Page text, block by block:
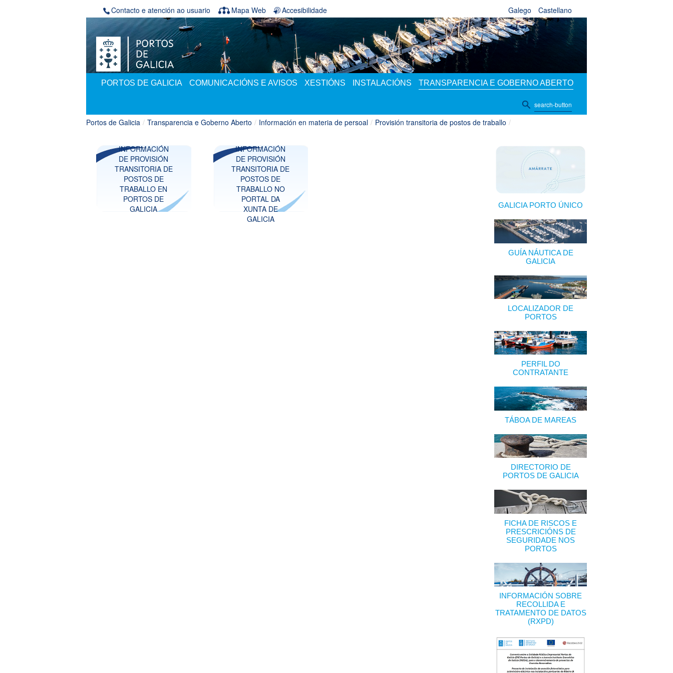
Contacto e atención ao usuario Mapa Web Accesibilidade Galego Castellano
PORTOS DE GALICIA COMUNICACIÓNS E AVISOS XESTIÓNS INSTALACIÓNS TRANSPARENCIA E GOBERNO ABERTO
search-button
Portos de Galicia / Transparencia e Goberno Aberto / Información en materia de persoal / Provisión transitoria de postos de traballo /
GALICIA PORTO ÚNICO
GUÍA NÁUTICA DE
GALICIA
LOCALIZADOR DE
PORTOS
PERFIL DO
CONTRATANTE
TÁBOA DE MAREAS
DIRECTORIO DE
PORTOS DE GALICIA
FICHA DE RISCOS E
PRESCRICIÓNS DE
SEGURIDADE NOS
PORTOS
INFORMACIÓN SOBRE
RECOLLIDA E
TRATAMENTO DE DATOS
(RXPD)
INFORMACIÓN
DE PROVISIÓN
TRANSITORIA DE
POSTOS DE
TRABALLO EN
PORTOS DE
GALICIA
INFORMACIÓN
DE PROVISIÓN
TRANSITORIA DE
POSTOS DE
TRABALLO NO
PORTAL DA
XUNTA DE
GALICIA